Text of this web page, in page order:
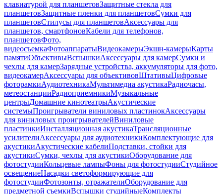
клавиатурой для планшетовЗащитные стекла для
планшетовЗащитные пленки для планшетовСумки для
планшетовСтилусы для планшетовАксессуары для
планшетов, смартфоновКабели для телефонов,
планшетовФото,
видеосъемкаФотоаппаратыВидеокамерыЭкшн-камерыКарты
памятиОбъективыВспышкиАксессуары для камерСумки и
чехлы для камерЗарядные устройства, аккумуляторы для фото,
видеокамерАксессуары для объективовШтативыЦифровые
фоторамкиАудиотехникаМультимедиа акустикаРадиочасы,
метеостанцииРадиоприемникиМузыкальные
центрыДомашние кинотеатрыАкустические
системыПроигрыватели виниловых пластинокАксессуары
для виниловых проигрывателейВиниловые
пластинкиИнсталляционная акустикаТрансляционные
усилителиАксессуары для аудиотехникиКомплектующие для
акустикиАкустические кабелиПодставки, стойки для
акустикиСумки, чехлы для акустикиОборудование для
фотостудииКольцевые лампыФоны для фотостудииСтудийное
освещениеНасадки светоформирующие для
фотостудииФотозонты, отражателиОборудование для
предметной съемкиВспышки студийныеКомплекты